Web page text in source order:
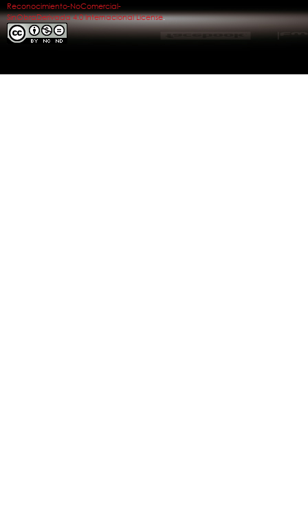
Reconocimiento-NoComercial-
SinObraDerivada 4.0 Internacional License.